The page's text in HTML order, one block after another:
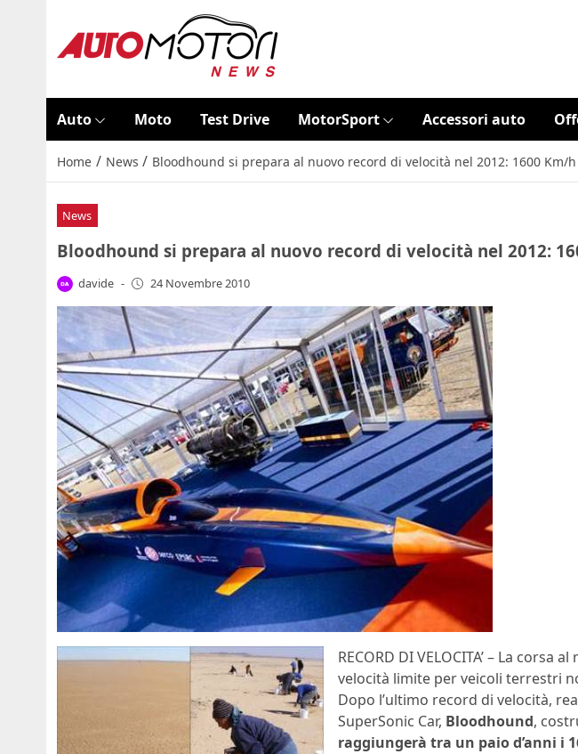
Auto Moto Test Drive MotorSport Accessori auto
Home / News / Bloodhound si prepara al nuovo record di velocità nel 2012: 1600 Km/h
News
Bloodhound si prepara al nuovo record di velocità nel 2012:
davide - 24 Novembre 2010
RECORD DI VELOCITA’ – La corsa
velocità limite per veicoli terrestri
Dopo l’ultimo record di velocità,
SuperSonic Car, Bloodhound,
raggiungerà tra un paio d’anni i